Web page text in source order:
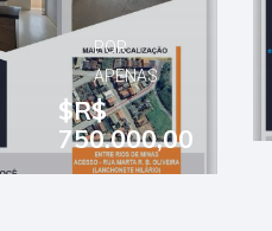
POR
APENAS
$R$
750.000,00